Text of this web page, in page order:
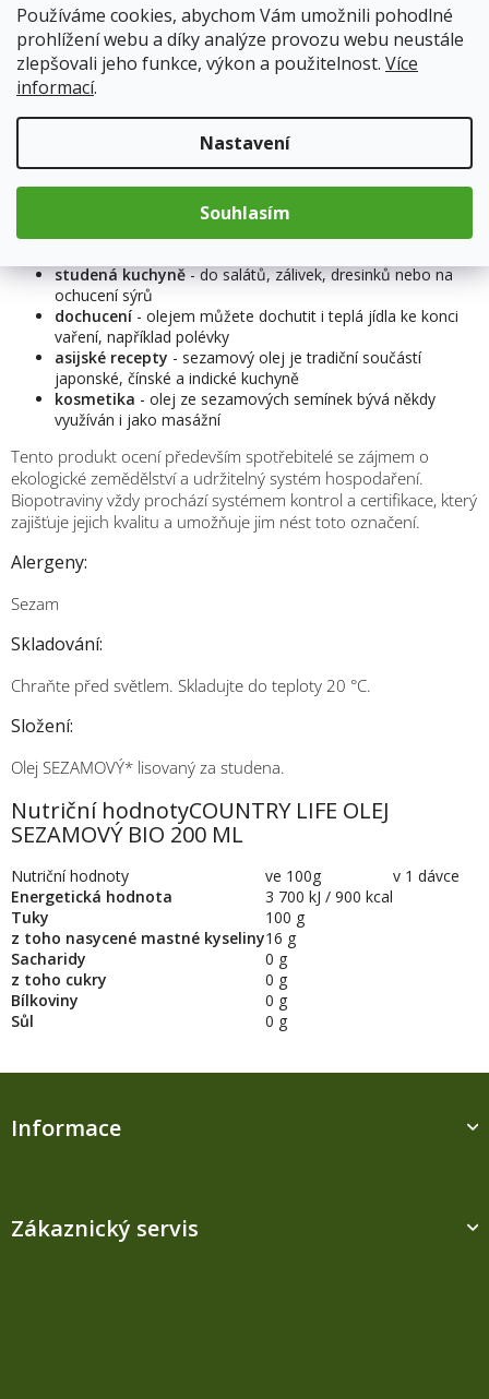
Používáme cookies, abychom Vám umožnili pohodlné
prohlížení webu a díky analýze provozu webu neustále
zlepšovali jeho funkce, výkon a použitelnost. Více
informací.
Nastavení
Souhlasím
Kategorie:
Oleje
Hmotnost:
0.5 kg
Položka byla vyprodána…
Popis
Využití:
studená kuchyně - do salátů, zálivek, dresinků nebo na
ochucení sýrů
dochucení - olejem můžete dochutit i teplá jídla ke konci
vaření, například polévky
asijské recepty - sezamový olej je tradiční součástí
japonské, čínské a indické kuchyně
kosmetika - olej ze sezamových semínek bývá někdy
využíván i jako masážní
Tento produkt ocení především spotřebitelé se zájmem o
ekologické zemědělství a udržitelný systém hospodaření.
Biopotraviny vždy prochází systémem kontrol a certifikace, který
zajišťuje jejich kvalitu a umožňuje jim nést toto označení.
Alergeny:
Sezam
Skladování:
Chraňte před světlem. Skladujte do teploty 20 °C.
Složení:
Olej SEZAMOVÝ* lisovaný za studena.
Nutriční hodnotyCOUNTRY LIFE OLEJ
SEZAMOVÝ BIO 200 ML
Nutriční hodnoty ve 100g
v 1 dávce
Energetická hodnota
3 700 kJ / 900 kcal
Tuky
100 g
z toho nasycené mastné kyseliny16 g
Sacharidy
0 g
z toho cukry
0 g
Bílkoviny
0 g
Sůl
0 g
Z
Informace
Zákaznický servis